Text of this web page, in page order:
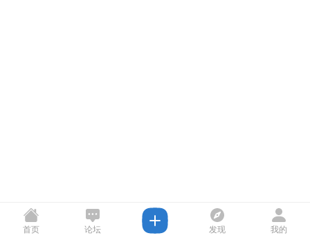
首页 论坛 发现 我的